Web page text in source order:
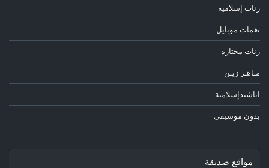
رنات إسلامية
نغمات موبايل
رنات مختارة
مـاهـر زيـن
اناشيدإسلامية
بدون موسيقى
مواقع صديقة